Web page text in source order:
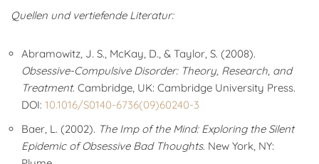
Quellen und vertiefende Literatur:
Abramowitz, J. S., McKay, D., & Taylor, S. (2008).
Obsessive-Compulsive Disorder: Theory, Research, and
Treatment. Cambridge, UK: Cambridge University Press.
DOI: 10.1016/S0140-6736(09)60240-3
Baer, L. (2002). The Imp of the Mind: Exploring the Silent
Epidemic of Obsessive Bad Thoughts. New York, NY: